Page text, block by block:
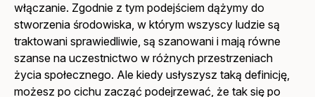
włączanie. Zgodnie z tym podejściem dążymy do
stworzenia środowiska, w którym wszyscy ludzie są
traktowani sprawiedliwie, są szanowani i mają równe
szanse na uczestnictwo w różnych przestrzeniach
życia społecznego. Ale kiedy usłyszysz taką definicję,
możesz po cichu zacząć podejrzewać, że tak się po